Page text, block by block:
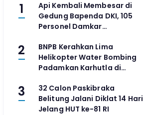
1
Api Kembali Membesar di
Gedung Bapenda DKI, 105
Personel Damkar
2
BNPB Kerahkan Lima
Helikopter Water Bombing
Padamkan Karhutla di
3
32 Calon Paskibraka
Belitung Jalani Diklat 14 Hari
Jelang HUT ke-81 RI